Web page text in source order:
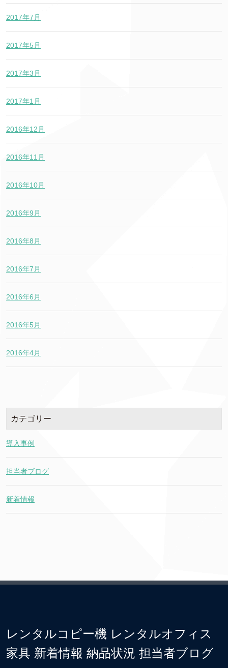
2017年7月
2017年5月
2017年3月
2017年1月
2016年12月
2016年11月
2016年10月
2016年9月
2016年8月
2016年7月
2016年6月
2016年5月
2016年4月
カテゴリー
導入事例
担当者ブログ
新着情報
レンタルコピー機 レンタルオフィス
家具 新着情報 納品状況 担当者ブログ